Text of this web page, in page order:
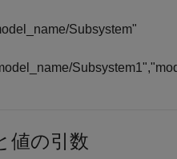
Subsystem"
値の引数